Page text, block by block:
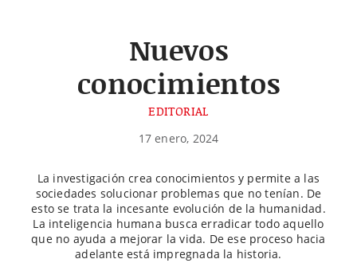
Nuevos
conocimientos
EDITORIAL
17 enero, 2024
La investigación crea conocimientos y permite a las
sociedades solucionar problemas que no tenían. De
esto se trata la incesante evolución de la humanidad.
La inteligencia humana busca erradicar todo aquello
que no ayuda a mejorar la vida. De ese proceso hacia
adelante está impregnada la historia.